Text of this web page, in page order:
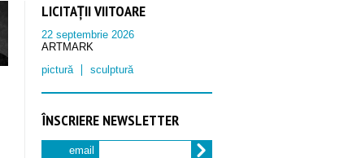
LICITAȚII VIITOARE
22 septembrie 2026
ARTMARK
pictură
sculptură
ÎNSCRIERE NEWSLETTER
email